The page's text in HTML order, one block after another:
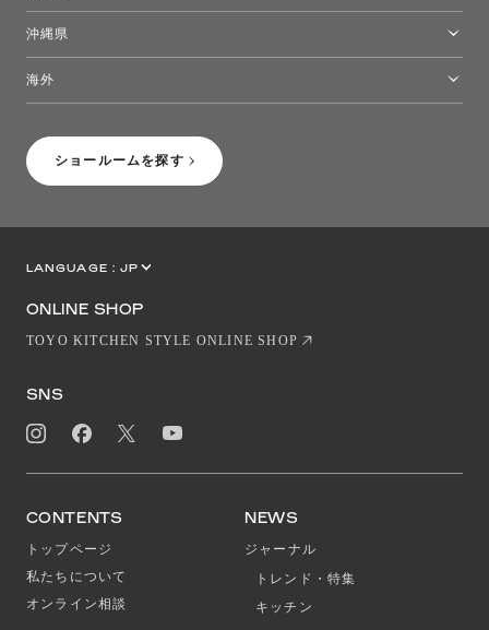
ショールームを探す
沖縄県
海外
LANGUAGE : JP
ONLINE SHOP
TOYO KITCHEN STYLE ONLINE SHOP
SNS
CONTENTS
トップページ
私たちについて
オンライン相談
NEWS
ジャーナル
トレンド・特集
キッチン